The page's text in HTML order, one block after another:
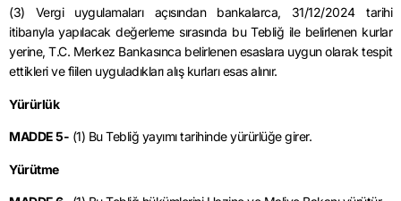
(3) Vergi uygulamaları açısından bankalarca, 31/12/2024 tarihi
itibarıyla yapılacak değerleme sırasında bu Tebliğ ile belirlenen kurlar
yerine, T.C. Merkez Bankasınca belirlenen esaslara uygun olarak tespit
ettikleri ve fiilen uyguladıkları alış kurları esas alınır.
Yürürlük
MADDE 5- (1) Bu Tebliğ yayımı tarihinde yürürlüğe girer.
Yürütme